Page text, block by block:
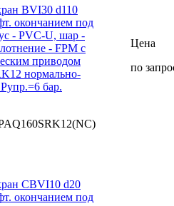
BVI30 d110
окончанием под
- PVC-U, шар -
- FPM с
приводом
нормально-
бар.
Цена
по
CBVI10 d20
окончанием под